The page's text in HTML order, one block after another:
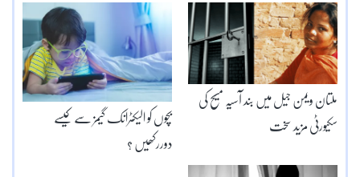
بچوں کو الیکٹرانک گیمز سے کیسے
دوررکھیں ؟
ملتان ویمن جیل میں بند آسیہ مسیح کی
سکیورٹی مزید سخت